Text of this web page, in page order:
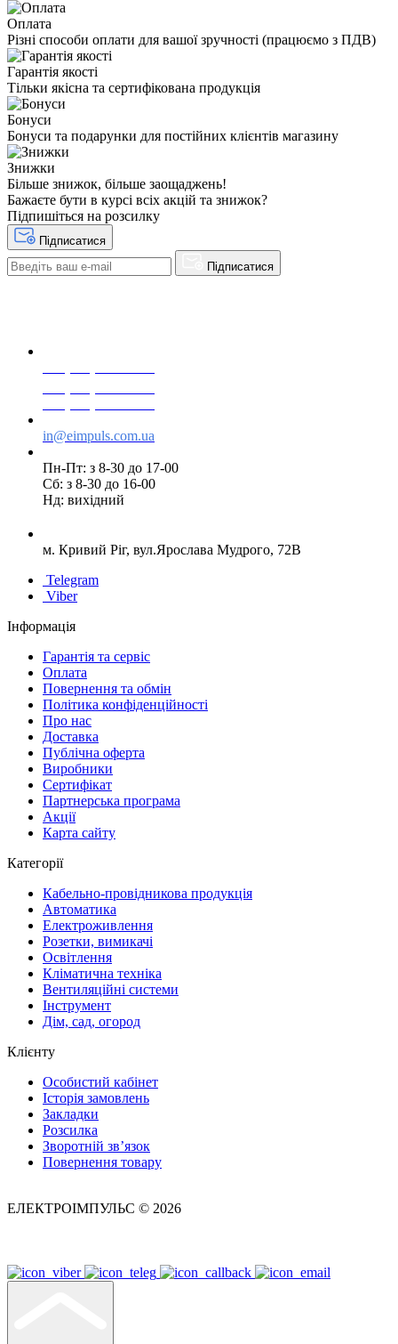
Оплата
Різні способи оплати для вашої зручності (працюємо з ПДВ)
Гарантія якості
Тільки якісна та сертифікована продукція
Бонуси
Бонуси та подарунки для постійних клієнтів магазину
Знижки
Більше знижок, більше заощаджень!
Бажаєте бути в курсі всіх акцій та знижок?
Підпишіться на розсилку
Підписатися
Підписатися
in@eimpuls.com.ua
Пн-Пт: з 8-30 до 17-00
Сб: з 8-30 до 16-00
Нд: вихідний
м. Кривий Ріг, вул.Ярослава Мудрого, 72В
Telegram
Viber
Інформація
Гарантія та сервіс
Оплата
Повернення та обмін
Політика конфіденційності
Про нас
Доставка
Публічна оферта
Виробники
Сертифікат
Партнерська програма
Акції
Карта сайту
Категорії
Кабельно-провідникова продукція
Автоматика
Електроживлення
Розетки, вимикачі
Освітлення
Кліматична техніка
Вентиляційні системи
Інструмент
Дім, сад, огород
Клієнту
Особистий кабінет
Історія замовлень
Закладки
Розсилка
Зворотній зв’язок
Повернення товару
ЕЛЕКТРОІМПУЛЬС © 2026